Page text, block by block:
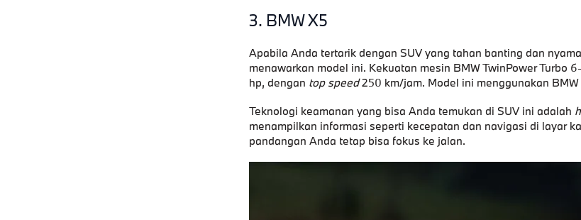
3. BMW X5
Apabila Anda tertarik dengan SUV yang tahan banting dan
menawarkan model ini. Kekuatan mesin BMW TwinPower Turbo
hp, dengan top speed250 km/jam. Model ini menggunakan
Teknologi keamanan yang bisa Anda temukan di SUV ini adalah
menampilkan informasi seperti kecepatan dan navigasi di layar
pandangan Anda tetap bisa fokus ke jalan.